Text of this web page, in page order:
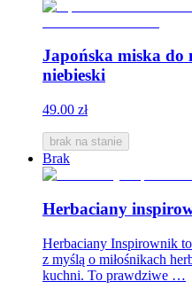
Japońska miska do
niebieski
49.00 zł
brak na stanie
Brak
Herbaciany
Herbaciany Inspirownik
z myślą o miłośnikach
kuchni. To prawdziwe …